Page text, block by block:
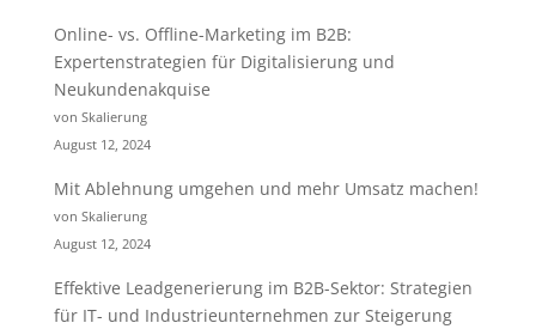
Online- vs. Offline-Marketing im B2B:
Expertenstrategien für Digitalisierung und
Neukundenakquise
von Skalierung
August 12, 2024
Mit Ablehnung umgehen und mehr Umsatz machen!
von Skalierung
August 12, 2024
Effektive Leadgenerierung im B2B-Sektor: Strategien
für IT- und Industrieunternehmen zur Steigerung